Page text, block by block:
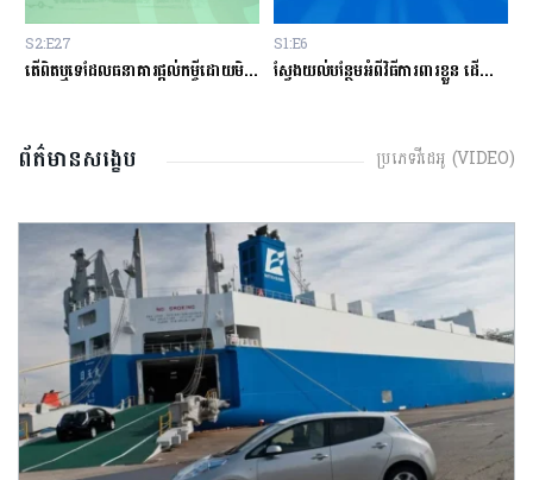
S2:E27
តើពិតឬទេដែលធនាគារផ្ដល់កម្ចីដោយមិនសិក្សាលើលទ្ធភាពសងត្រឡប់?
S1:E6
ស្វែងយល់បន្ថែមអំពីវិធីការពារខ្លួន ដើម្បីជៀសវាងពីការឆបោកតាមបច្ចេកវិទ្យាហិរញ្ញវត្ថុ!
ព័ត៌មានសង្ខេប ប្រភេទវីដេអូ (VIDEO)